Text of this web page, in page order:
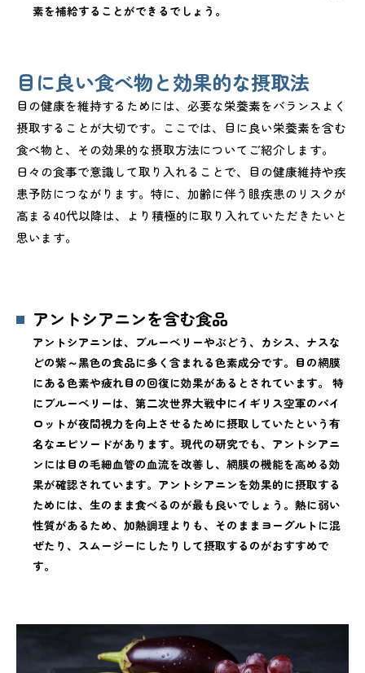
素を補給することができるでしょう。
目に良い食べ物と効果的な摂取法
目の健康を維持するためには、必要な栄養素をバランスよく
摂取することが大切です。ここでは、目に良い栄養素を含む
食べ物と、その効果的な摂取方法についてご紹介します。
日々の食事で意識して取り入れることで、目の健康維持や疾
患予防につながります。特に、加齢に伴う眼疾患のリスクが
高まる40代以降は、より積極的に取り入れていただきたいと
思います。
アントシアニンを含む食品
アントシアニンは、ブルーベリーやぶどう、カシス、ナスな
どの紫～黒色の食品に多く含まれる色素成分です。目の網膜
にある色素や疲れ目の回復に効果があるとされています。 特
にブルーベリーは、第二次世界大戦中にイギリス空軍のパイ
ロットが夜間視力を向上させるために摂取していたという有
名なエピソードがあります。現代の研究でも、アントシアニ
ンには目の毛細血管の血流を改善し、網膜の機能を高める効
果が確認されています。アントシアニンを効果的に摂取する
ためには、生のまま食べるのが最も良いでしょう。熱に弱い
性質があるため、加熱調理よりも、そのままヨーグルトに混
ぜたり、スムージーにしたりして摂取するのがおすすめで
す。